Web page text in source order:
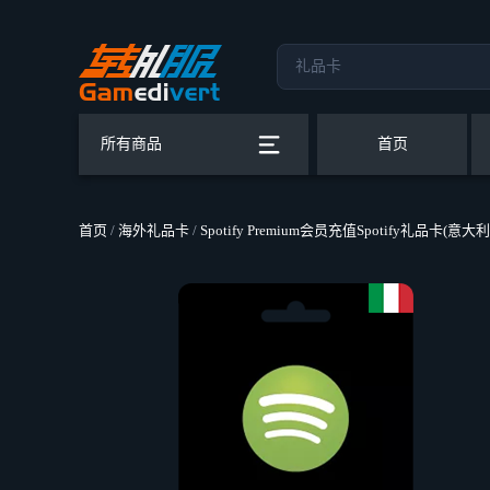
所有商品 首页
首页 / 海外礼品卡 / Spotify Premium会员充值Spotify礼品卡(意大